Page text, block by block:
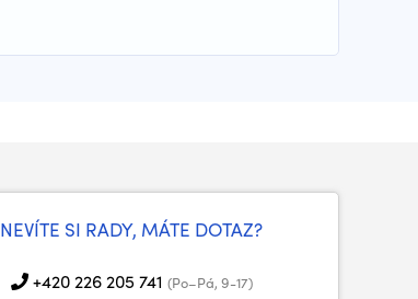
NEVÍTE SI RADY, MÁTE DOTAZ?
+420 226 205 741 (Po–Pá, 9-17)